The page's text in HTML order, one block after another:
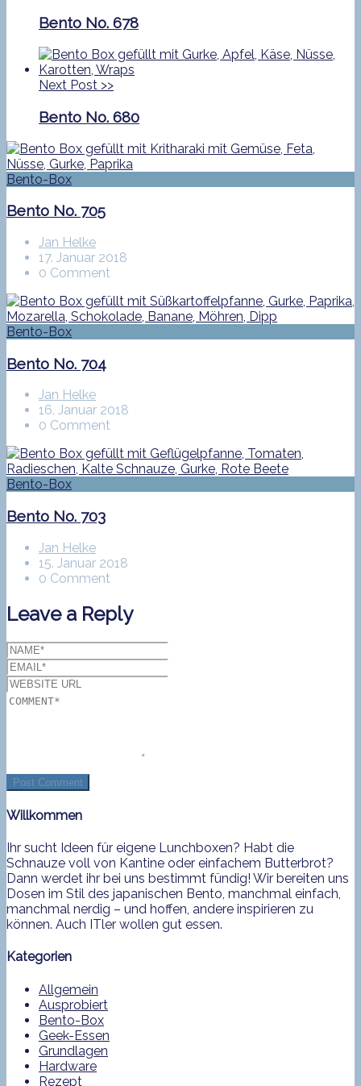
Bento No. 678
Next Post >>
Bento No. 680
Bento-Box
Bento No. 705
Jan Helke
17. Januar 2018
0 Comment
Bento-Box
Bento No. 704
Jan Helke
16. Januar 2018
0 Comment
Bento-Box
Bento No. 703
Jan Helke
15. Januar 2018
0 Comment
Leave a Reply
Willkommen
Ihr sucht Ideen für eigene Lunchboxen? Habt die
Schnauze voll von Kantine oder einfachem Butterbrot?
Dann werdet ihr bei uns bestimmt fündig! Wir bereiten uns
Dosen im Stil des japanischen Bento, manchmal einfach,
manchmal nerdig – und hoffen, andere inspirieren zu
können. Auch ITler wollen gut essen.
Kategorien
Allgemein
Ausprobiert
Bento-Box
Geek-Essen
Grundlagen
Hardware
Rezept